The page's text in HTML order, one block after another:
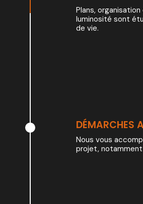
Plans,
luminosité sont
de vie.
DÉMARCHES
Nous vous
projet,